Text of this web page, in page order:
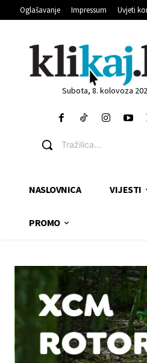
Oglašavanje Impressum Uvjeti
Subota, 8. kolovoza
Tražilica...
NASLOVNICA VIJESTI
PROMO